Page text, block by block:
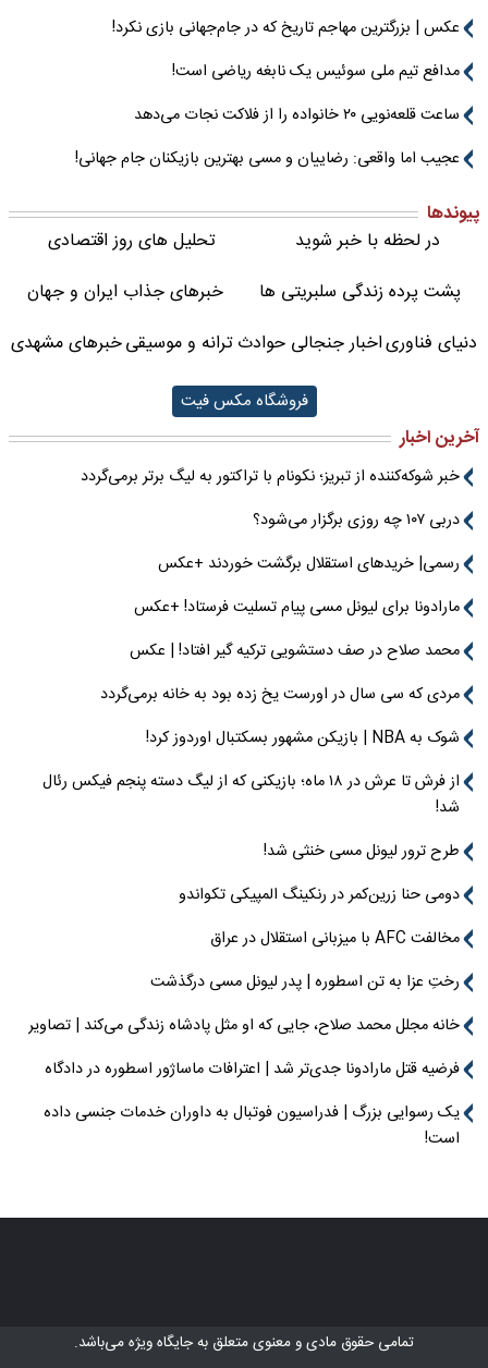
عکس | بزرگترین مهاجم تاریخ که در جام‌جهانی بازی نکرد!
مدافع تیم ملی سوئیس یک نابغه ریاضی است!
ساعت قلعه‌نویی ۲۰ خانواده را از فلاکت نجات می‌دهد
عجیب اما واقعی: رضاییان و مسی بهترین بازیکنان جام جهانی!
پیوندها
در لحظه با خبر شوید
تحلیل های روز اقتصادی
پشت پرده زندگی سلبریتی ها
خبرهای جذاب ایران و جهان
دنیای فناوریاخبار جنجالی حوادثترانه و موسیقیخبرهای مشهدی
فروشگاه مکس فیت
آخرین اخبار
خبر شوکه‌کننده از تبریز؛ نکونام با تراکتور به لیگ برتر برمی‌گردد
دربی ۱۰۷ چه روزی برگزار می‌شود؟
رسمی| خریدهای استقلال برگشت خوردند +عکس
مارادونا برای لیونل مسی پیام تسلیت فرستاد! +عکس
محمد صلاح در صف دستشویی ترکیه گیر افتاد! | عکس
مردی که سی سال در اورست یخ زده بود به خانه برمی‌گردد
شوک به NBA | بازیکن مشهور بسکتبال اوردوز کرد!
از فرش تا عرش در ۱۸ ماه؛ بازیکنی که از لیگ دسته پنجم فیکس رئال
شد!
طرح ترور لیونل مسی خنثی شد!
دومی حنا زرین‌کمر در رنکینگ المپیکی تکواندو
مخالفت AFC با میزبانی استقلال در عراق
رختِ عزا به تن اسطوره | پدر لیونل مسی درگذشت
خانه مجلل محمد صلاح، جایی که او مثل پادشاه زندگی می‌کند | تصاویر
فرضیه قتل مارادونا جدی‌تر شد | اعترافات ماساژور اسطوره در دادگاه
یک رسوایی بزرگ | فدراسیون فوتبال به داوران خدمات جنسی داده
است!
تمامی حقوق مادی و معنوی متعلق بهجایگاه ویژهمی‌باشد.